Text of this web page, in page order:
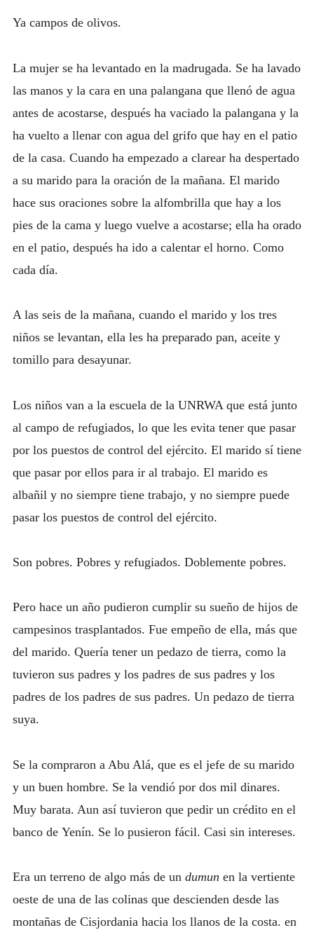
Ya campos de olivos.
La mujer se ha levantado en la madrugada. Se ha lavado
las manos y la cara en una palangana que llenó de agua
antes de acostarse, después ha vaciado la palangana y la
ha vuelto a llenar con agua del grifo que hay en el patio
de la casa. Cuando ha empezado a clarear ha despertado
a su marido para la oración de la mañana. El marido
hace sus oraciones sobre la alfombrilla que hay a los
pies de la cama y luego vuelve a acostarse; ella ha orado
en el patio, después ha ido a calentar el horno. Como
cada día.
A las seis de la mañana, cuando el marido y los tres
niños se levantan, ella les ha preparado pan, aceite y
tomillo para desayunar.
Los niños van a la escuela de la UNRWA que está junto
al campo de refugiados, lo que les evita tener que pasar
por los puestos de control del ejército. El marido sí tiene
que pasar por ellos para ir al trabajo. El marido es
albañil y no siempre tiene trabajo, y no siempre puede
pasar los puestos de control del ejército.
Son pobres. Pobres y refugiados. Doblemente pobres.
Pero hace un año pudieron cumplir su sueño de hijos de
campesinos trasplantados. Fue empeño de ella, más que
del marido. Quería tener un pedazo de tierra, como la
tuvieron sus padres y los padres de sus padres y los
padres de los padres de sus padres. Un pedazo de tierra
suya.
Se la compraron a Abu Alá, que es el jefe de su marido
y un buen hombre. Se la vendió por dos mil dinares.
Muy barata. Aun así tuvieron que pedir un crédito en el
banco de Yenín. Se lo pusieron fácil. Casi sin intereses.
Era un terreno de algo más de un dumun en la vertiente
oeste de una de las colinas que descienden desde las
montañas de Cisjordania hacia los llanos de la costa. en